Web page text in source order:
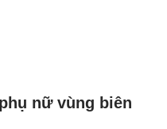
nữ vùng biên